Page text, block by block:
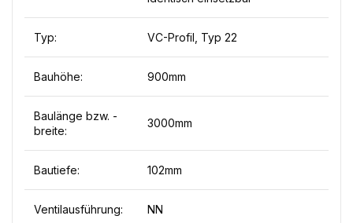
Typ: VC-Profil, Typ 22
Bauhöhe: 900mm
Baulänge bzw. -
breite:
3000mm
Bautiefe: 102mm
Ventilausführung: NN